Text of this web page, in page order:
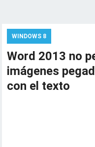
WINDOWS 8
Word 2013 no
imágenes
con el texto